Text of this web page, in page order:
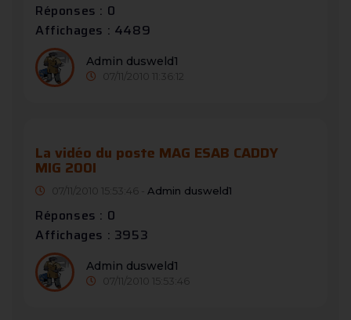
Réponses : 0
Affichages : 4489
Admin dusweld1
07/11/2010 11:36:12
La vidéo du poste MAG ESAB CADDY
MIG 200I
07/11/2010 15:53:46 - Admin dusweld1
Réponses : 0
Affichages : 3953
Admin dusweld1
07/11/2010 15:53:46